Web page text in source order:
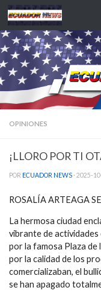
Saltar al contenido
OPINIONES
¡LLORO POR TI
POR ECUADOR NEWS · 2025-
ROSALÍA ARTEAGA
La hermosa ciudad
vibrante de
por la famosa Plaza
por la calidad de los
comercializaban, el
se han apagado